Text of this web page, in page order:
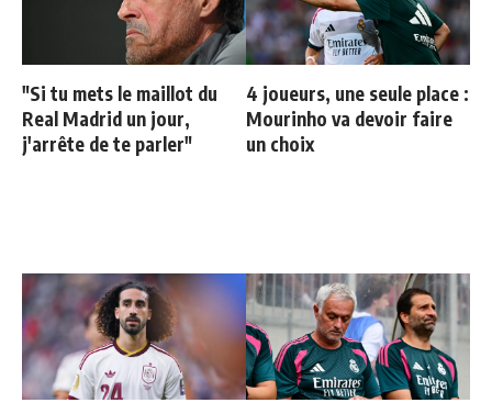
"Si tu mets le maillot du
Real Madrid un jour,
j'arrête de te parler"
4 joueurs, une seule place :
Mourinho va devoir faire
un choix